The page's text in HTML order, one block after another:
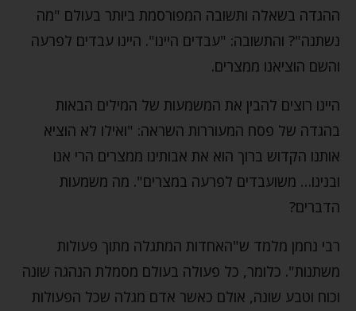
ההגדה בשאלה ותשובה המפורסמת ביותר בעולם "מה
נשתנה"? והתשובה: "עבדים היינו". היינו עבדים לפרעה
והשם הוציאנו ממצרים.
היינו רוצים להבין את המשמעות של המילים הבאות
בהגדה של פסח המעוררות השראה: "ואילו לא הוציא
אותנו הקדוש ברוך הוא את אבותינו ממצרים הרי אנו
ובנינו… משועבדים לפרעה במצרים". מה משמעות
הדברים?
רבי נחמן מלמד ש"האחדות המתגלה מתוך פעולות
משתנות". כלומר, כל פעולה בעולם מסמלת הנהגה שונה
וכוח וטבע שונה, אולם כאשר אדם מגלה שכל הפעולות